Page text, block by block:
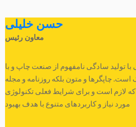
حسن خلیلی
معاون رئیس
تولید سادگی نامفهوم از صنعت چاپ و با
است. چاپگرها و متون بلکه روزنامه و مجله
لازم است و برای شرایط فعلی تکنولوژی
مورد نیاز و کاربردهای متنوع با هدف بهبود